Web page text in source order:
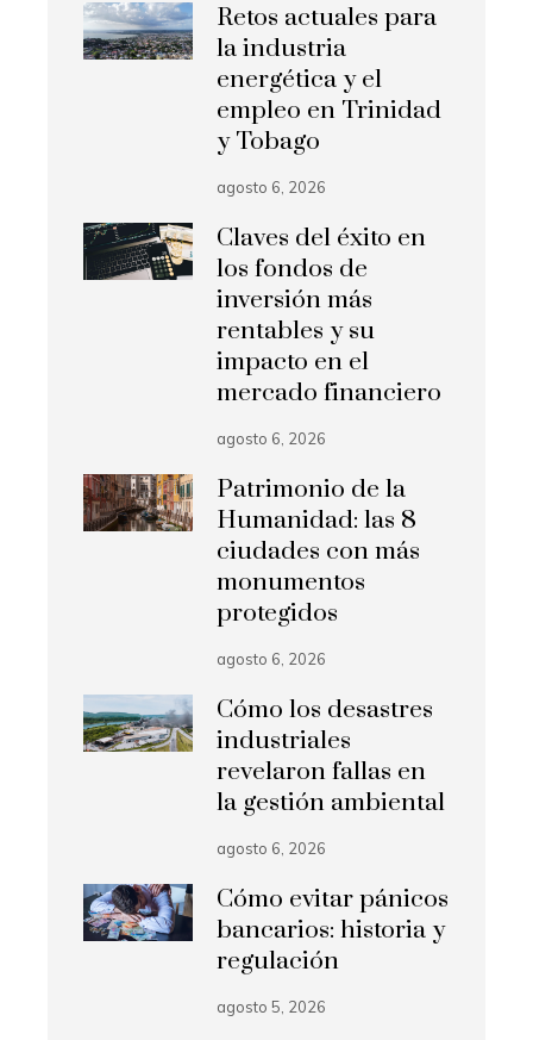
Retos actuales para
la industria
energética y el
empleo en Trinidad
y Tobago
agosto 6, 2026
Claves del éxito en
los fondos de
inversión más
rentables y su
impacto en el
mercado financiero
agosto 6, 2026
Patrimonio de la
Humanidad: las 8
ciudades con más
monumentos
protegidos
agosto 6, 2026
Cómo los desastres
industriales
revelaron fallas en
la gestión ambiental
agosto 6, 2026
Cómo evitar pánicos
bancarios: historia y
regulación
agosto 5, 2026